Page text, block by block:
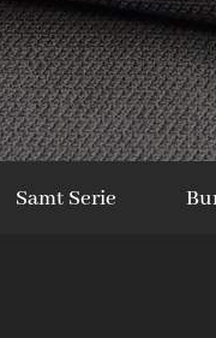
Samt Serie